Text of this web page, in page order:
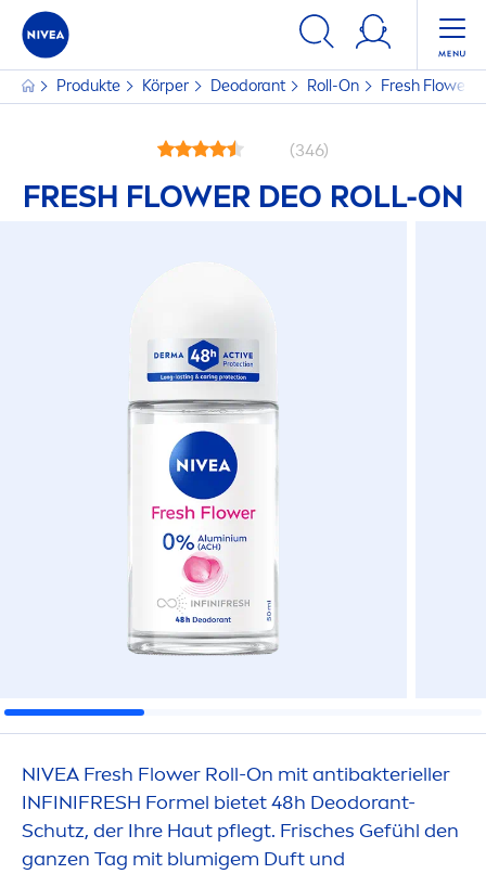
Produkte Körper Deodorant Roll-On Fresh Flower
(346)
FRESH FLOWER DEO ROLL-ON
NIVEA Fresh Flower Roll-On mit antibakterieller
INFINIFRESH Formel bietet 48h Deodorant-
Schutz, der Ihre Haut pflegt. Frisches Gefühl den
ganzen Tag mit blumigem Duft und